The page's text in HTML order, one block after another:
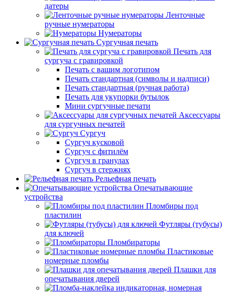
датеры
Ленточные
ручные нумераторы
Нумераторы
Сургучная печать
Печать для
сургуча с гравировкой
Печать с вашим логотипом
Печать стандартная (символы и надписи)
Печать стандартная (ручная работа)
Печать для укупорки бутылок
Мини сургучные печати
Аксессуары
для сургучных печатей
Сургуч
Сургуч кусковой
Сургуч с фитилём
Сургуч в гранулах
Сургуч в стержнях
Рельефная печать
Опечатывающие
устройства
Пломбиры под
пластилин
Футляры (тубусы)
для ключей
Пломбираторы
Пластиковые
номерные пломбы
Плашки для
опечатывания дверей